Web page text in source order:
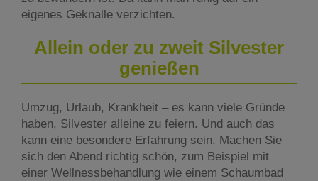
eigenes Geknalle verzichten.
Allein oder zu zweit Silvester
genießen
Umzug, Urlaub, Krankheit – es kann viele Gründe
haben, Silvester alleine zu feiern. Und auch das
kann eine besondere Erfahrung sein. Machen Sie
sich den Abend richtig schön, zum Beispiel mit
einer Wellnessbehandlung wie einem Schaumbad